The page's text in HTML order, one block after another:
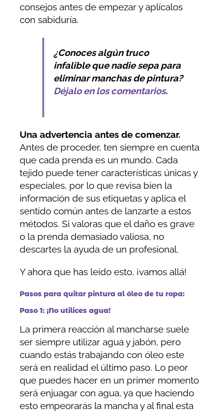
consejos antes de empezar y aplícalos
con sabiduría.
¿Conoces algún truco
infalible que nadie sepa para
eliminar manchas de pintura?
Déjalo en los comentarios.
Una advertencia antes de comenzar.
Antes de proceder, ten siempre en cuenta
que cada prenda es un mundo. Cada
tejido puede tener características únicas y
especiales, por lo que revisa bien la
información de sus etiquetas y aplica el
sentido común antes de lanzarte a estos
métodos. Si valoras que el daño es grave
o la prenda demasiado valiosa, no
descartes la ayuda de un profesional.
Y ahora que has leído esto, ¡vamos allá!
Pasos para quitar pintura al óleo de tu ropa:
Paso 1: ¡No utilices agua!
La primera reacción al mancharse suele
ser siempre utilizar agua y jabón, pero
cuando estás trabajando con óleo este
será en realidad el último paso. Lo peor
que puedes hacer en un primer momento
será enjuagar con agua, ya que haciendo
esto empeorarás la mancha y al final esta